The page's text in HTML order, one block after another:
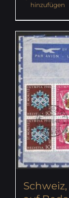
hinzufügen